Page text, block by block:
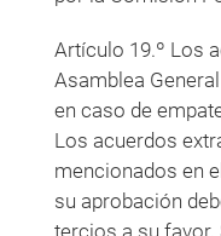
Artículo 19.º Los
Asamblea
en caso de
Los acuerdos
mencionados en
su aprobación